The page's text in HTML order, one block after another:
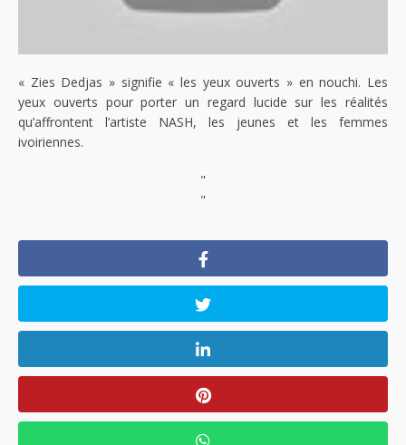
« Zies Dedjas » signifie « les yeux ouverts » en nouchi. Les
yeux ouverts pour porter un regard lucide sur les réalités
qu’affrontent l’artiste NASH, les jeunes et les femmes
ivoiriennes.
"
"